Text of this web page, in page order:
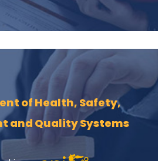
of Health, Safety,
and Quality Systems